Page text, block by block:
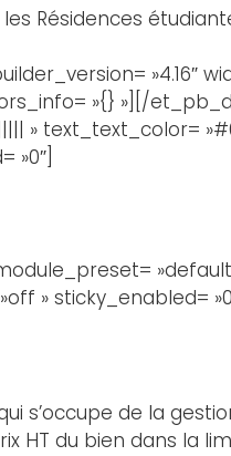
les Résidences
»4.16″
»{} »][/
» text_text_color=
»0″]
» sticky_enabled=
s’occupe de la
HT du bien dans la